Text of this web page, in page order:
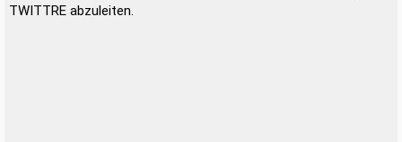
TWITTRE abzuleiten.